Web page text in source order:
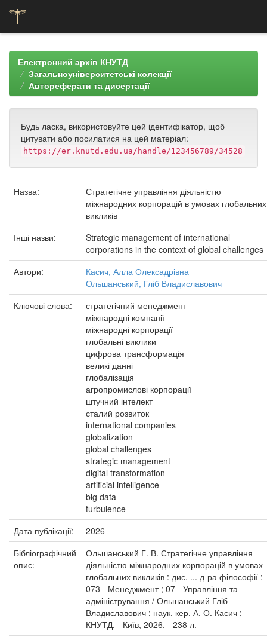
navigationЕлектронний архів КНУТД
Загальноуніверситетські колекції
Автореферати та дисертації
Будь ласка, використовуйте цей ідентифікатор, щоб
цитувати або посилатися на цей матеріал:
https://er.knutd.edu.ua/handle/123456789/34528
Назва:
Стратегічне управління діяльністю
міжнародних корпорацій в умовах глобальних
викликів
Інші назви:
Strategic management of international
corporations in the context of global challenges
Автори:
Касич, Алла Олексадрівна
Ольшанський, Гліб Владиславович
Ключові слова:
стратегічний менеджмент
міжнародні компанії
міжнародні корпорації
глобальні виклики
цифрова трансформація
великі данні
глобалізація
агропромислові корпорації
штучний інтелект
сталий розвиток
international companies
globalization
global challenges
strategic management
digital transformation
artificial intelligence
big data
turbulence
Дата публікації:
2026
Бібліографічний
опис:
Ольшанський Г. В. Стратегічне управління
діяльністю міжнародних корпорацій в умовах
глобальних викликів : дис. ... д-ра філософії :
073 - Менеджмент ; 07 - Управління та
адміністрування / Ольшанський Гліб
Владиславович ; наук. кер. А. О. Касич ;
КНУТД. - Київ, 2026. - 238 л.